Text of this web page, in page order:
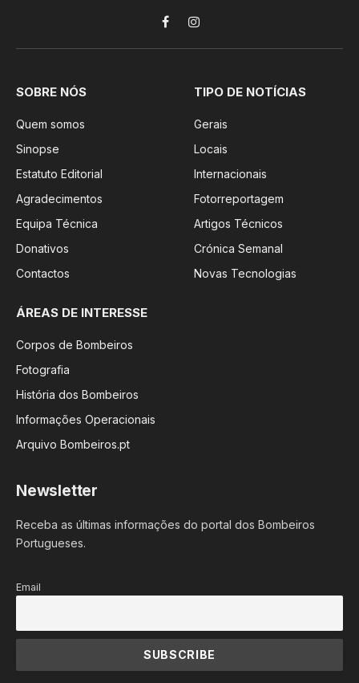
FacebookInstagram
SOBRE NÓS
Quem somos
Sinopse
Estatuto Editorial
Agradecimentos
Equipa Técnica
Donativos
Contactos
TIPO DE NOTÍCIAS
Gerais
Locais
Internacionais
Fotorreportagem
Artigos Técnicos
Crónica Semanal
Novas Tecnologias
ÁREAS DE INTERESSE
Corpos de Bombeiros
Fotografia
História dos Bombeiros
Informações Operacionais
Arquivo Bombeiros.pt
Newsletter
Receba as últimas informações do portal dos Bombeiros
Portugueses.
Email